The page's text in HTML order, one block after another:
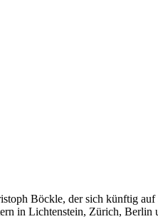
Böckle, der sich künftig
in Lichtenstein, Zürich, Berlin